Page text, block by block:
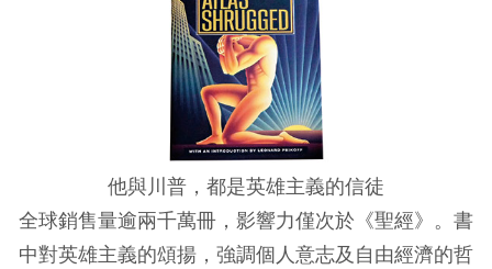
他與川普，都是英雄主義的信徒
全球銷售量逾兩千萬冊，影響力僅次於《聖經》。書
中對英雄主義的頌揚，強調個人意志及自由經濟的哲